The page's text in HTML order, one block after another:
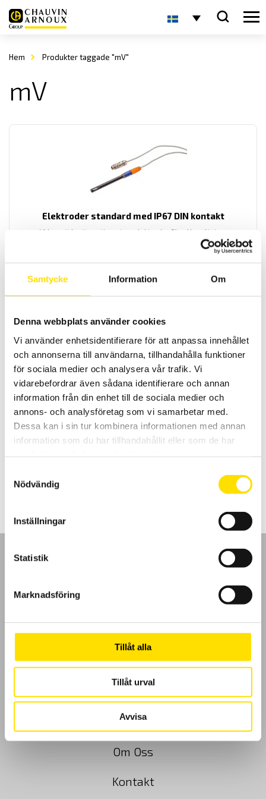
Samtycke Information Om
Denna webbplats använder cookies
Vi använder enhetsidentifierare för att anpassa innehållet
och annonserna till användarna, tillhandahålla funktioner
för sociala medier och analysera vår trafik. Vi
vidarebefordrar även sådana identifierare och annan
information från din enhet till de sociala medier och
annons- och analysföretag som vi samarbetar med.
Dessa kan i sin tur kombinera informationen med annan
information som du har tillhandahållit eller som de har
Nödvändig
Inställningar
Statistik
Marknadsföring
Tillåt alla
Tillåt urval
Avvisa
Hem Produkter taggade "mV"
mV
Elektroder standard med IP67 DIN kontakt
Vi har ett brett sortiment av elektroder för pH- mätning
konduktivitet samt Redox. Här visar vi våra standardelektroder med
IP67 8-polig DIN kontakt för användning till pH-mätare CA10101 och
1,930.00kr 3,670.00krPrisintervall:
Elektroder generellt
Vi har ett brett sortiment av elektroder för pH- mätning
konduktivitet samt Redox. Vi levererar dessa med BNC-, S7-, DIN-,
Köpvillkor
Cookies
Kundundersökning
Om Oss
Kontakt